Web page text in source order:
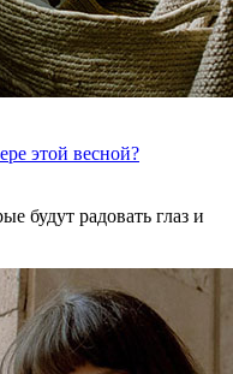
этой весной?
будут радовать глаз и